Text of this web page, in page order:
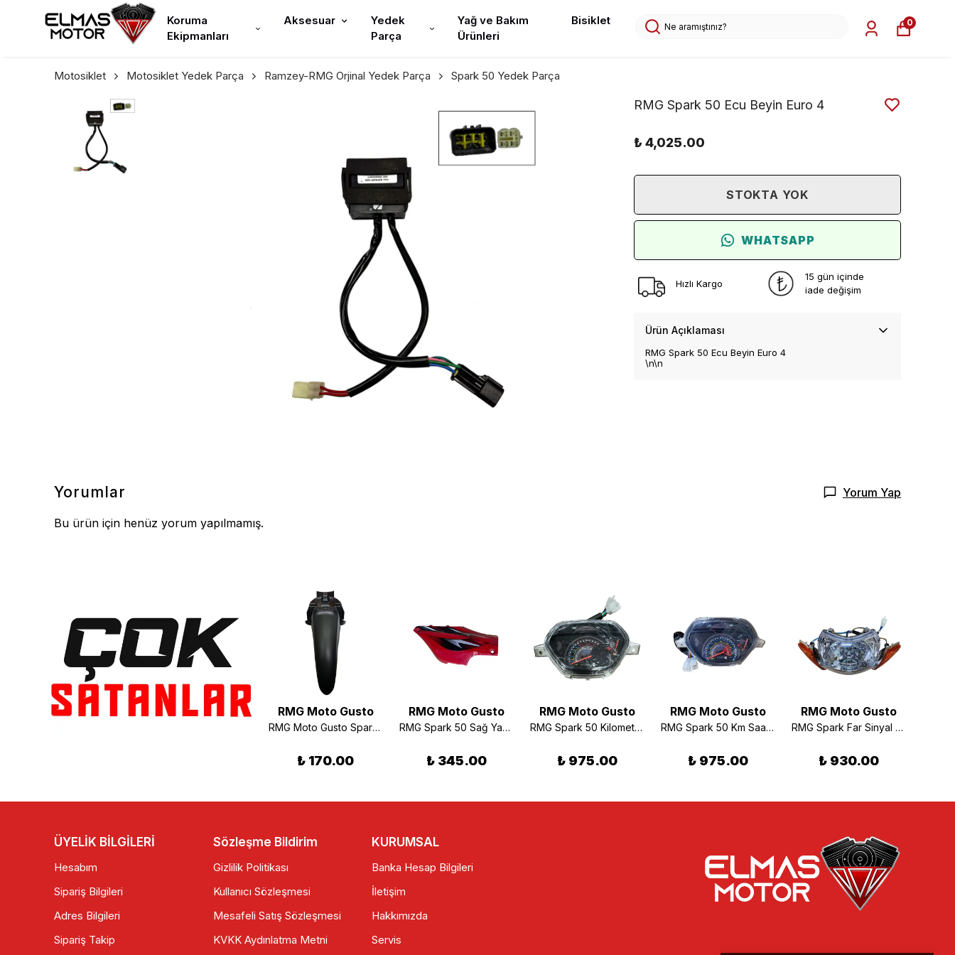
Koruma
Ekipmanları
Aksesuar
Yedek
Parça
Yağ ve Bakım
Ürünleri
Bisiklet 0
Motosiklet Motosiklet Yedek Parça Ramzey-RMG Orjinal Yedek Parça Spark 50 Yedek Parça
RMG Spark 50 Ecu Beyin Euro 4
₺ 4,025.00
STOKTA YOK
WHATSAPP
Hızlı Kargo
15 gün içinde
iade değişim
Ürün Açıklaması
RMG Spark 50 Ecu Beyin Euro 4
\n\n
Yorumlar Yorum Yap
Bu ürün için henüz yorum yapılmamış.
RMG Moto Gusto RMG Moto Gusto RMG Moto Gusto
RMG Moto Gusto Spark Ön Çamurluk Arka Kısım
₺ 170.00
RMG Moto Gusto
RMG Spark 50 Sağ Yan Orta Kapak Kırmızı
₺ 345.00
RMG Moto Gusto
RMG Spark 50 Kilometre Saati 80km 6+8 Kablolu
₺ 975.00
RMG Moto Gusto
RMG Spark 50 Km Saati 8+6 Kablolu
₺ 975.00
RMG Moto Gusto
RMG Spark Far Sinyal Takımı
₺ 930.00
ÜYELİK BİLGİLERİ
Hesabım
Sipariş Bilgileri
Adres Bilgileri
Sipariş Takip
Sözleşme Bildirim
Gizlilik Politikası
Kullanıcı Sözleşmesi
Mesafeli Satış Sözleşmesi
KVKK Aydınlatma Metni
KURUMSAL
Banka Hesap Bilgileri
İletişim
Hakkımızda
Servis